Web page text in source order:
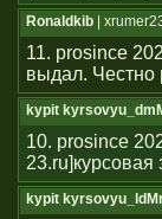
Ronaldkib |
11. prosince
выдал. Честно
kypit
10. prosince
23.ru]курсовая
kypit